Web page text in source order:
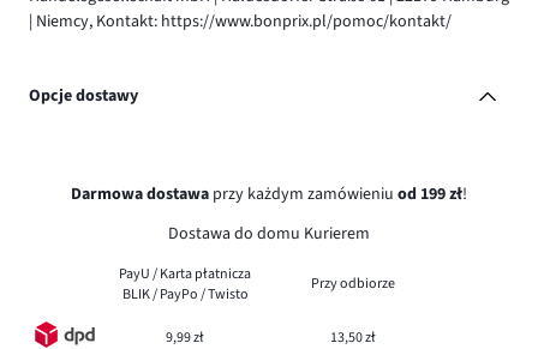
| Niemcy, Kontakt: https://www.bonprix.pl/pomoc/kontakt/
Opcje dostawy
Darmowa dostawa przy każdym zamówieniu od 199 zł!
Dostawa do domu Kurierem
PayU / Karta płatnicza
BLIK / PayPo / Twisto
Przy odbiorze
9,99 zł 13,50 zł